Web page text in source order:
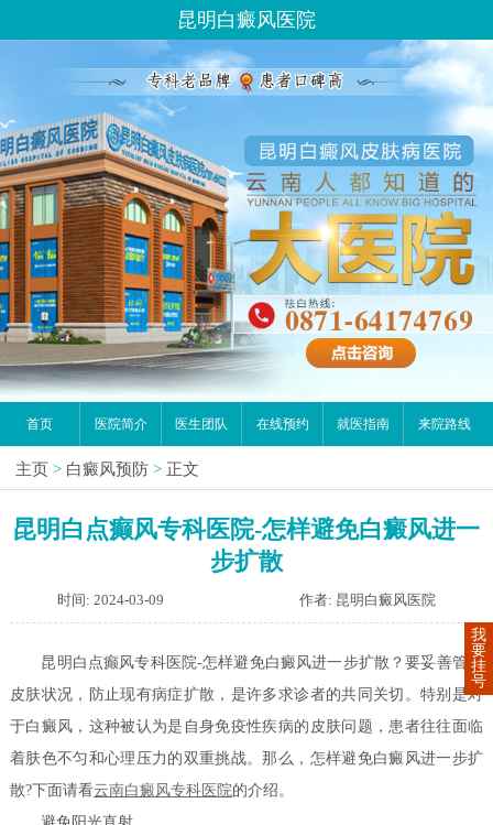
昆明白癜风医院
首页 医院简介 医生团队 在线预约 就医指南 来院路线
主页 > 白癜风预防 > 正文
昆明白点癫风专科医院-怎样避免白癜风进一
步扩散
时间: 2024-03-09 作者: 昆明白癜风医院
昆明白点癫风专科医院-怎样避免白癜风进一步扩散？要妥善管理
皮肤状况，防止现有病症扩散，是许多求诊者的共同关切。特别是对
于白癜风，这种被认为是自身免疫性疾病的皮肤问题，患者往往面临
着肤色不匀和心理压力的双重挑战。那么，怎样避免白癜风进一步扩
散?下面请看云南白癜风专科医院的介绍。
我
要
挂
号